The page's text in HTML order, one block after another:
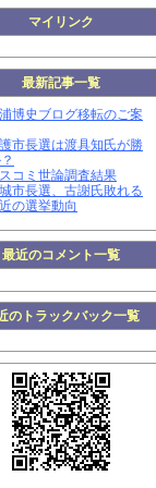
マイリンク
最新記事一覧
博史ブログ移転のご案
市長選は渡具知氏が勝
コミ世論調査結果
市長選、古謝氏敗れる
の選挙動向
最近のコメント一覧
のトラックバック一覧